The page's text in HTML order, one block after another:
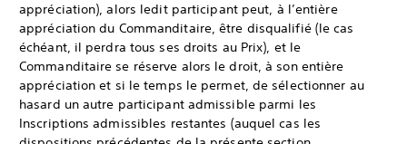
appréciation), alors ledit participant peut, à l’entière
appréciation du Commanditaire, être disqualifié (le cas
échéant, il perdra tous ses droits au Prix), et le
Commanditaire se réserve alors le droit, à son entière
appréciation et si le temps le permet, de sélectionner au
hasard un autre participant admissible parmi les
Inscriptions admissibles restantes (auquel cas les